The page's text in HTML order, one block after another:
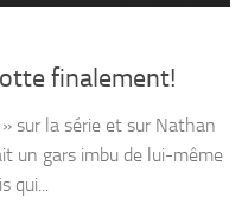
finalement!
sur la série et sur Nathan
un gars imbu de lui-même
qui...